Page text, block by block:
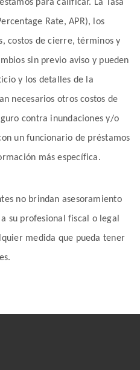
para calificar. La Tasa
Rate, APR), los
costos de cierre, términos y
sin previo aviso y pueden
y los detalles de la
necesarios otros costos de
contra inundaciones y/o
un funcionario de préstamos
más específica.
no brindan asesoramiento
su profesional fiscal o legal
medida que pueda tener